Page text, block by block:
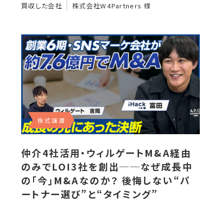
買収した会社
株式会社W4Partners 様
株式譲渡
仲介4社活用・ウィルゲートM&A経由
のみでLOI3社を創出──なぜ成長中
の「今」M&Aなのか？ 後悔しない“パ
ートナー選び”と“タイミング”